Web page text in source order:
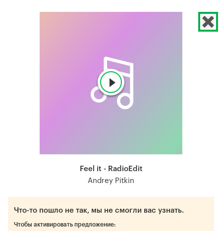
Feel it - RadioEdit
Andrey Pitkin
Что-то пошло не так, мы не смогли вас узнать.
Чтобы активировать предложение: